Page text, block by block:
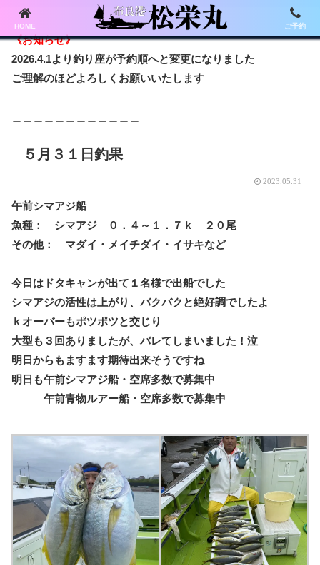
《お知らせ》
2026.4.1より釣り座が予約順へと変更になりました
ご理解のほどよろしくお願いいたします
５月３１日釣果
2023.05.31
午前シマアジ船
魚種： シマアジ ０．４～１．７ｋ ２０尾
その他： マダイ・メイチダイ・イサキなど
今日はドタキャンが出て１名様で出船でした
シマアジの活性は上がり、バクバクと絶好調でしたよ
ｋオーバーもポツポツと交じり
大型も３回ありましたが、バレてしまいました！泣
明日からもますます期待出来そうですね
明日も午前シマアジ船・空席多数で募集中
午前青物ルアー船・空席多数で募集中
HOME ご予約